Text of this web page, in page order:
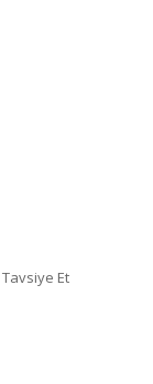
Tavsiye Et